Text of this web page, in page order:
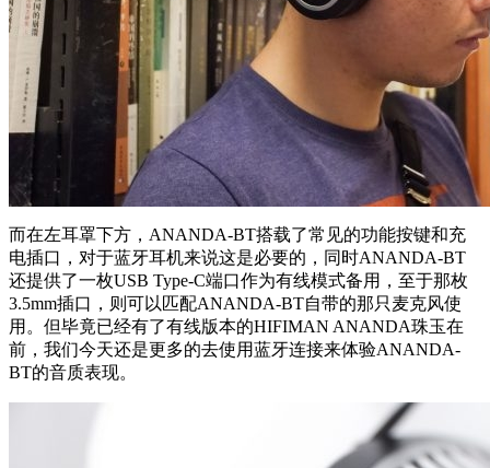
而在左耳罩下方，ANANDA-BT搭载了常见的功能按键和充
电插口，对于蓝牙耳机来说这是必要的，同时ANANDA-BT
还提供了一枚USB Type-C端口作为有线模式备用，至于那枚
3.5mm插口，则可以匹配ANANDA-BT自带的那只麦克风使
用。但毕竟已经有了有线版本的HIFIMAN ANANDA珠玉在
前，我们今天还是更多的去使用蓝牙连接来体验ANANDA-
BT的音质表现。